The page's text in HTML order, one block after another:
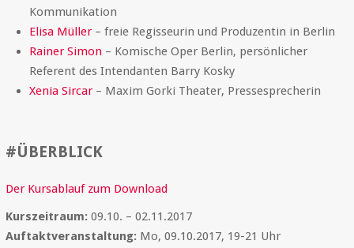
Kommunikation
Elisa Müller– freie Regisseurin und Produzentin in Berlin
Rainer Simon – Komische Oper Berlin, persönlicher
Referent des Intendanten Barry Kosky
Xenia Sircar– Maxim Gorki Theater, Pressesprecherin
#ÜBERBLICK
Der Kursablauf zum Download
Kurszeitraum: 09.10. – 02.11.2017
Auftaktveranstaltung: Mo, 09.10.2017, 19-21 Uhr